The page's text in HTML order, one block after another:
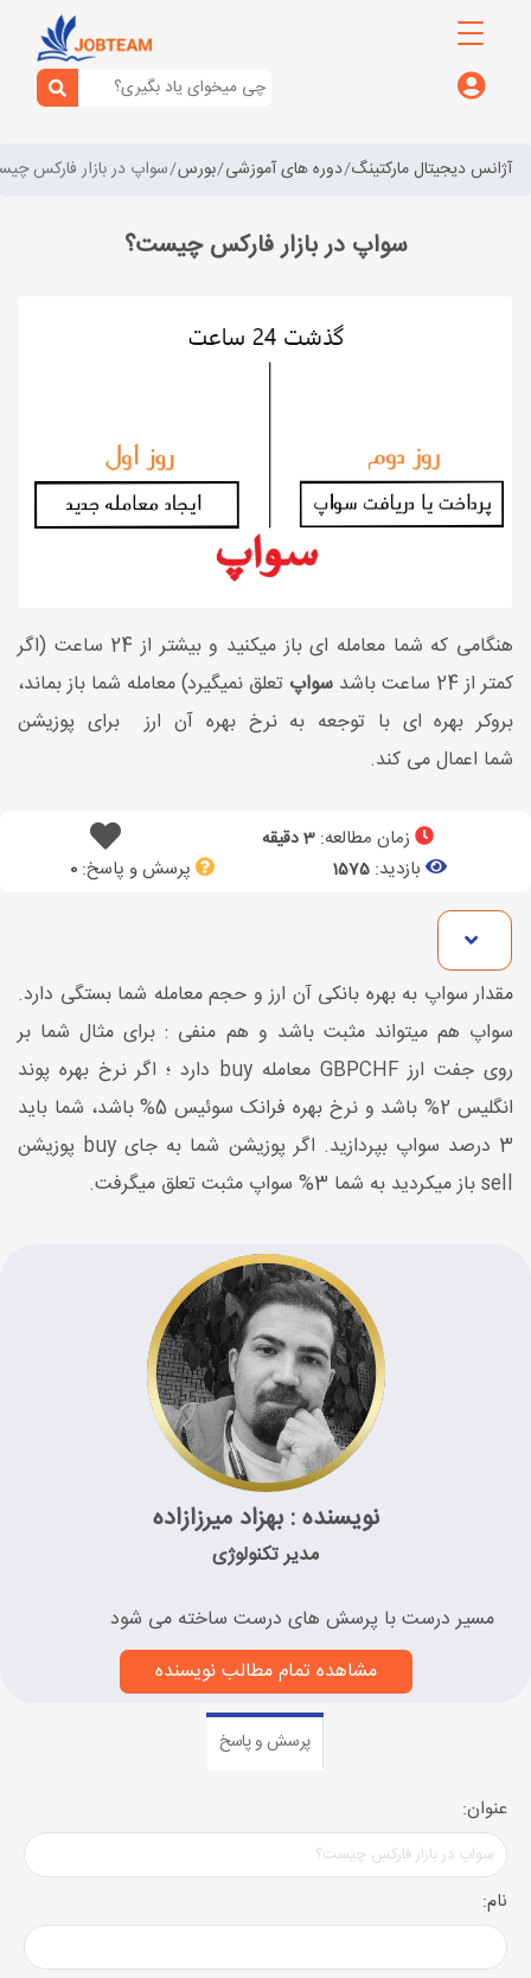
آژانس دیجیتال مارکتینگ دوره های آموزشی بورس سواپ در بازار فارکس
سواپ در بازار فارکس چیست؟
هنگامی که شما معامله ای باز میکنید و بیشتر از 24 ساعت (اگر
کمتر از 24 ساعت باشد
سواپ تعلق نمیگیرد) معامله شما باز بماند،
بروکر بهره ای با توجعه به نرخ بهره آن ارز برای پوزیشن
شما اعمال می کند.
زمان مطالعه: 3 دقیقه
بازدید: 1575 پرسش و پاسخ:0
مقدار سواپ به بهره بانکی آن ارز و حجم معامله شما بستگی دارد.
سواپ هم میتواند مثبت باشد و هم منفی : برای مثال شما بر
روی جفت ارز GBPCHF معامله buy دارد ؛ اگر نرخ بهره پوند
انگلیس 2% باشد و نرخ بهره فرانک سوئیس 5% باشد، شما باید
3 درصد سواپ بپردازید. اگر پوزیشن شما به جای buy پوزیشن
sell باز میکردید به شما 3% سواپ مثبت تعلق میگرفت.
نویسنده : بهزاد میرزازاده
مدیر تکنولوژی
مسیر درست با پرسش های درست ساخته می شود
مشاهده تمام مطالب نویسنده
پرسش و پاسخ
عنوان:
نام: